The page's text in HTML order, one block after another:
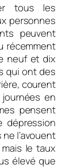
tous les
personnes
peuvent
récemment
neuf et dix
qui ont des
courent
en
pensent
dépression
l’avouent
le taux
élevé que